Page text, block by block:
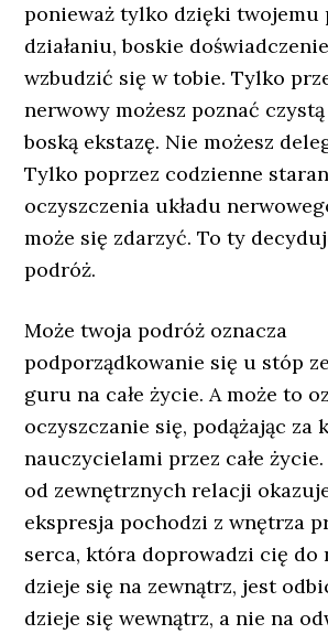
ponieważ tylko dzięki twojemu
działaniu, boskie
wzbudzić się w tobie. Tylko
nerwowy możesz poznać
boską ekstazę. Nie możesz
Tylko poprzez codzienne
oczyszczenia układu
może się zdarzyć. To ty
podróż.
Może twoja podróż oznacza
podporządkowanie się u stóp
guru na całe życie. A może to
oczyszczanie się, podążając za
nauczycielami przez całe
od zewnętrznych relacji
ekspresja pochodzi z wnętrza
serca, która doprowadzi cię do
dzieje się na zewnątrz, jest
dzieje się wewnątrz, a nie na